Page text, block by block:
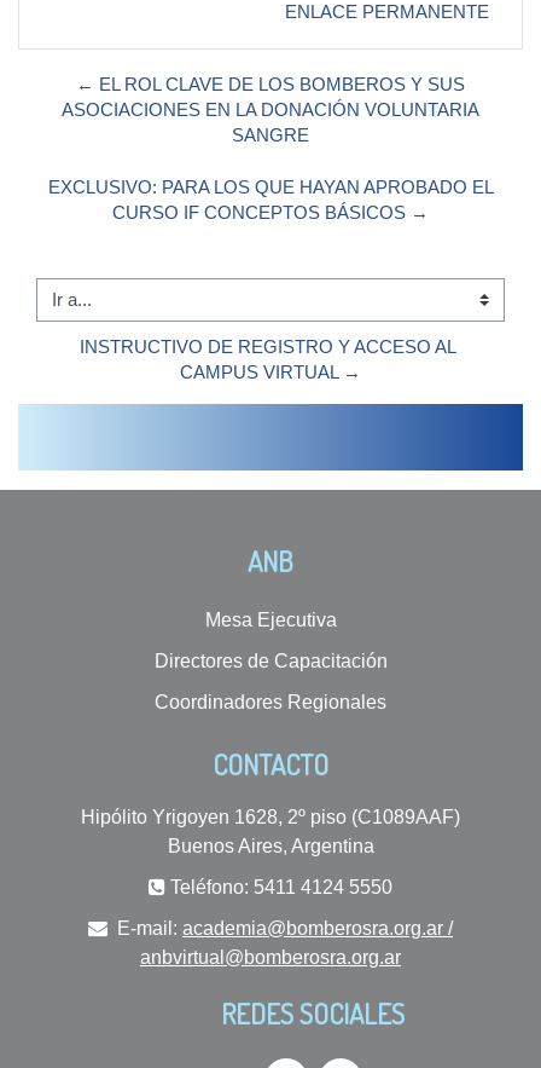
ENLACE PERMANENTE
← EL ROL CLAVE DE LOS BOMBEROS Y SUS
ASOCIACIONES EN LA DONACIÓN VOLUNTARIA
SANGRE
EXCLUSIVO: PARA LOS QUE HAYAN APROBADO EL
CURSO IF CONCEPTOS BÁSICOS →
Ir a...
INSTRUCTIVO DE REGISTRO Y ACCESO AL
CAMPUS VIRTUAL →
ANB
Mesa Ejecutiva
Directores de Capacitación
Coordinadores Regionales
CONTACTO
Hipólito Yrigoyen 1628, 2º piso (C1089AAF)
Buenos Aires, Argentina
Teléfono: 5411 4124 5550
E-mail: academia@bomberosra.org.ar /
anbvirtual@bomberosra.org.ar
REDES SOCIALES